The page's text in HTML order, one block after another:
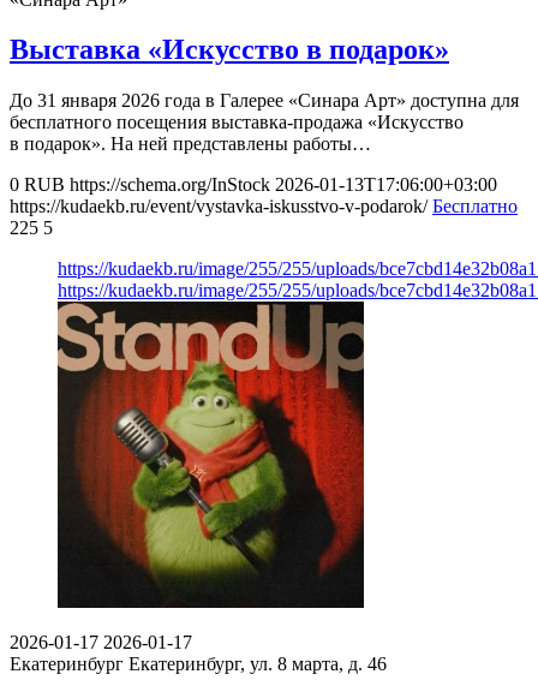
Выставка «Искусство в подарок»
До 31 января 2026 года в Галерее «Синара Арт» доступна для
бесплатного посещения выставка-продажа «Искусство
в подарок». На ней представлены работы…
0 RUB https://schema.org/InStock 2026-01-13T17:06:00+03:00
https://kudaekb.ru/event/vystavka-iskusstvo-v-podarok/ Бесплатно
225 5
https://kudaekb.ru/image/255/255/uploads/
https://kudaekb.ru/image/255/255/uploads/
2026-01-17 2026-01-17
Екатеринбург Екатеринбург, ул. 8 марта, д. 46